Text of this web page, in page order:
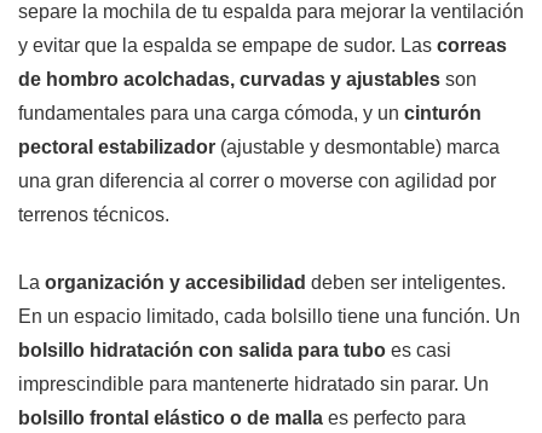
separe la mochila de tu espalda para mejorar la ventilación
y evitar que la espalda se empape de sudor. Las correas
de hombro acolchadas, curvadas y ajustables son
fundamentales para una carga cómoda, y un cinturón
pectoral estabilizador (ajustable y desmontable) marca
una gran diferencia al correr o moverse con agilidad por
terrenos técnicos.
La organización y accesibilidad deben ser inteligentes.
En un espacio limitado, cada bolsillo tiene una función. Un
bolsillo hidratación con salida para tubo es casi
imprescindible para mantenerte hidratado sin parar. Un
bolsillo frontal elástico o de malla es perfecto para